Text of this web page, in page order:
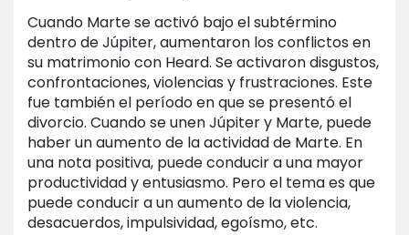
Cuando Marte se activó bajo el subtérmino
dentro de Júpiter, aumentaron los conflictos en
su matrimonio con Heard. Se activaron disgustos,
confrontaciones, violencias y frustraciones. Este
fue también el período en que se presentó el
divorcio. Cuando se unen Júpiter y Marte, puede
haber un aumento de la actividad de Marte. En
una nota positiva, puede conducir a una mayor
productividad y entusiasmo. Pero el tema es que
puede conducir a un aumento de la violencia,
desacuerdos, impulsividad, egoísmo, etc.